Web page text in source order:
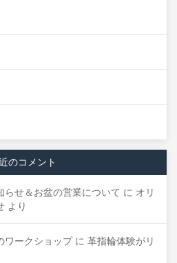
のコメント
らせ＆お盆の営業について に オリ
より
ワークショップに 革指輪体験がリ